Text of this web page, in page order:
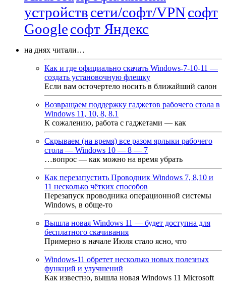
устройствсети/софт/VPNсофт
Googleсофт Яндекс
на днях читали…
Как и где официально скачать Windows-7-10-11 —
создать установочную флешку
Если вам осточертело носить в ближайший салон
Возвращаем поддержку гаджетов рабочего стола в
Windows 11, 10, 8, 8.1
К сожалению, работа с гаджетами — как
Скрываем (на время) все разом ярлыки рабочего
стола — Windows 10 — 8 — 7
…вопрос — как можно на время убрать
Как перезапустить Проводник Windows 7, 8,10 и
11 несколько чётких способов
Перезапуск проводника операционной системы
Windows, в обще-то
Вышла новая Windows 11 — будет доступна для
бесплатного скачивания
Примерно в начале Июля стало ясно, что
Windows-11 обретет несколько новых полезных
функций и улучшений
Как известно, вышла новая Windows 11 Microsoft